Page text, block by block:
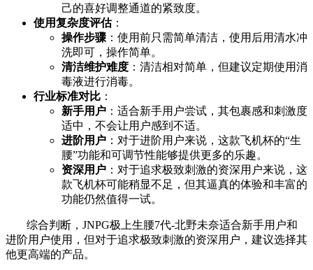
己的喜好调整通道的紧致度。
使用复杂度评估：
操作步骤 ：使用前只需简单清洁，使用后用清水冲
洗即可，操作简单。
清洁维护难度 ：清洁相对简单，但建议定期使用消
毒液进行消毒。
行业标准对比 ：
新手用户 ：适合新手用户尝试，其包裹感和刺激度
适中，不会让用户感到不适。
进阶用户 ：对于进阶用户来说，这款飞机杯的“生
腰”功能和可调节性能够提供更多的乐趣。
资深用户 ：对于追求极致刺激的资深用户来说，这
款飞机杯可能稍显不足，但其逼真的体验和丰富的
功能仍然值得一试。
综合判断，JNPG极上生腰7代-北野未奈适合新手用户和
进阶用户使用，但对于追求极致刺激的资深用户，建议选择其
他更高端的产品。